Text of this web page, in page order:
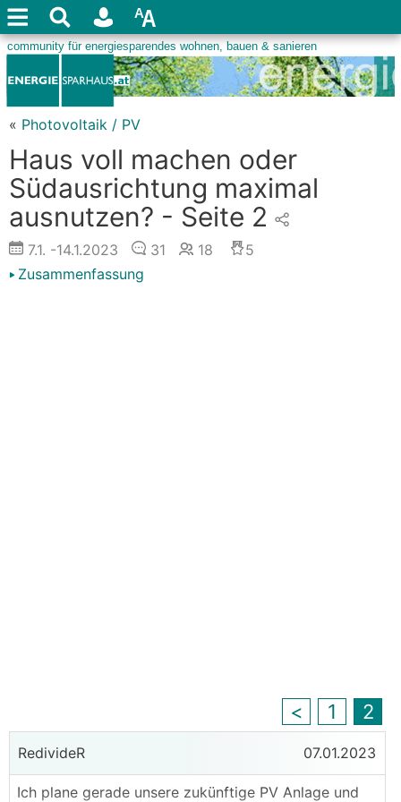
« Photovoltaik / PV
Haus voll machen oder
Südausrichtung maximal
ausnutzen? - Seite 2
7.1. -14.1.2023 31 18
5
Zusammenfassung
< 1 2
RedivideR 07.01.2023
Ich plane gerade unsere zukünftige PV Anlage und